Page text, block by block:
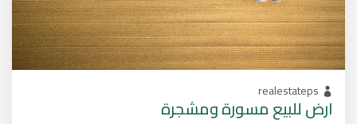
realestateps
ارض للبيع مسورة ومشجرة